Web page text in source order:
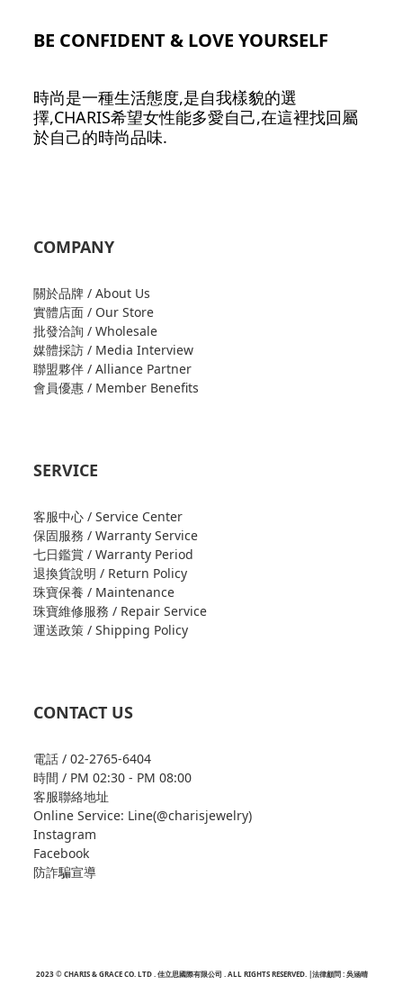
BE CONFIDENT & LOVE YOURSELF
時尚是一種生活態度,是自我樣貌的選
擇,CHARIS希望女性能多愛自己,在這裡找回屬
於自己的時尚品味.
COMPANY
關於品牌 / About Us
實體店面 / Our Store
批發洽詢 / Wholesale
媒體採訪 / Media Interview
聯盟夥伴 / Alliance Partner
會員優惠 / Member Benefits
SERVICE
客服中心 / Service Center
保固服務 / Warranty Service
七日鑑賞 / Warranty Period
退換貨說明 / Return Policy
珠寶保養 / Maintenance
珠寶維修服務 / Repair Service
運送政策 / Shipping Policy
CONTACT US
電話 / 02-2765-6404
時間 / PM 02:30 - PM 08:00
客服聯絡地址
Online Service: Line(@charisjewelry)
Instagram
Facebook
防詐騙宣導
2023 © CHARIS & GRACE CO. LTD . 佳立思國際有限公司 . ALL RIGHTS RESERVED. |法律顧問 : 吳涵晴